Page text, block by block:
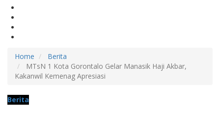
Home
Berita
MTsN 1 Kota Gorontalo Gelar Manasik Haji Akbar,
Kakanwil Kemenag Apresiasi
Berita